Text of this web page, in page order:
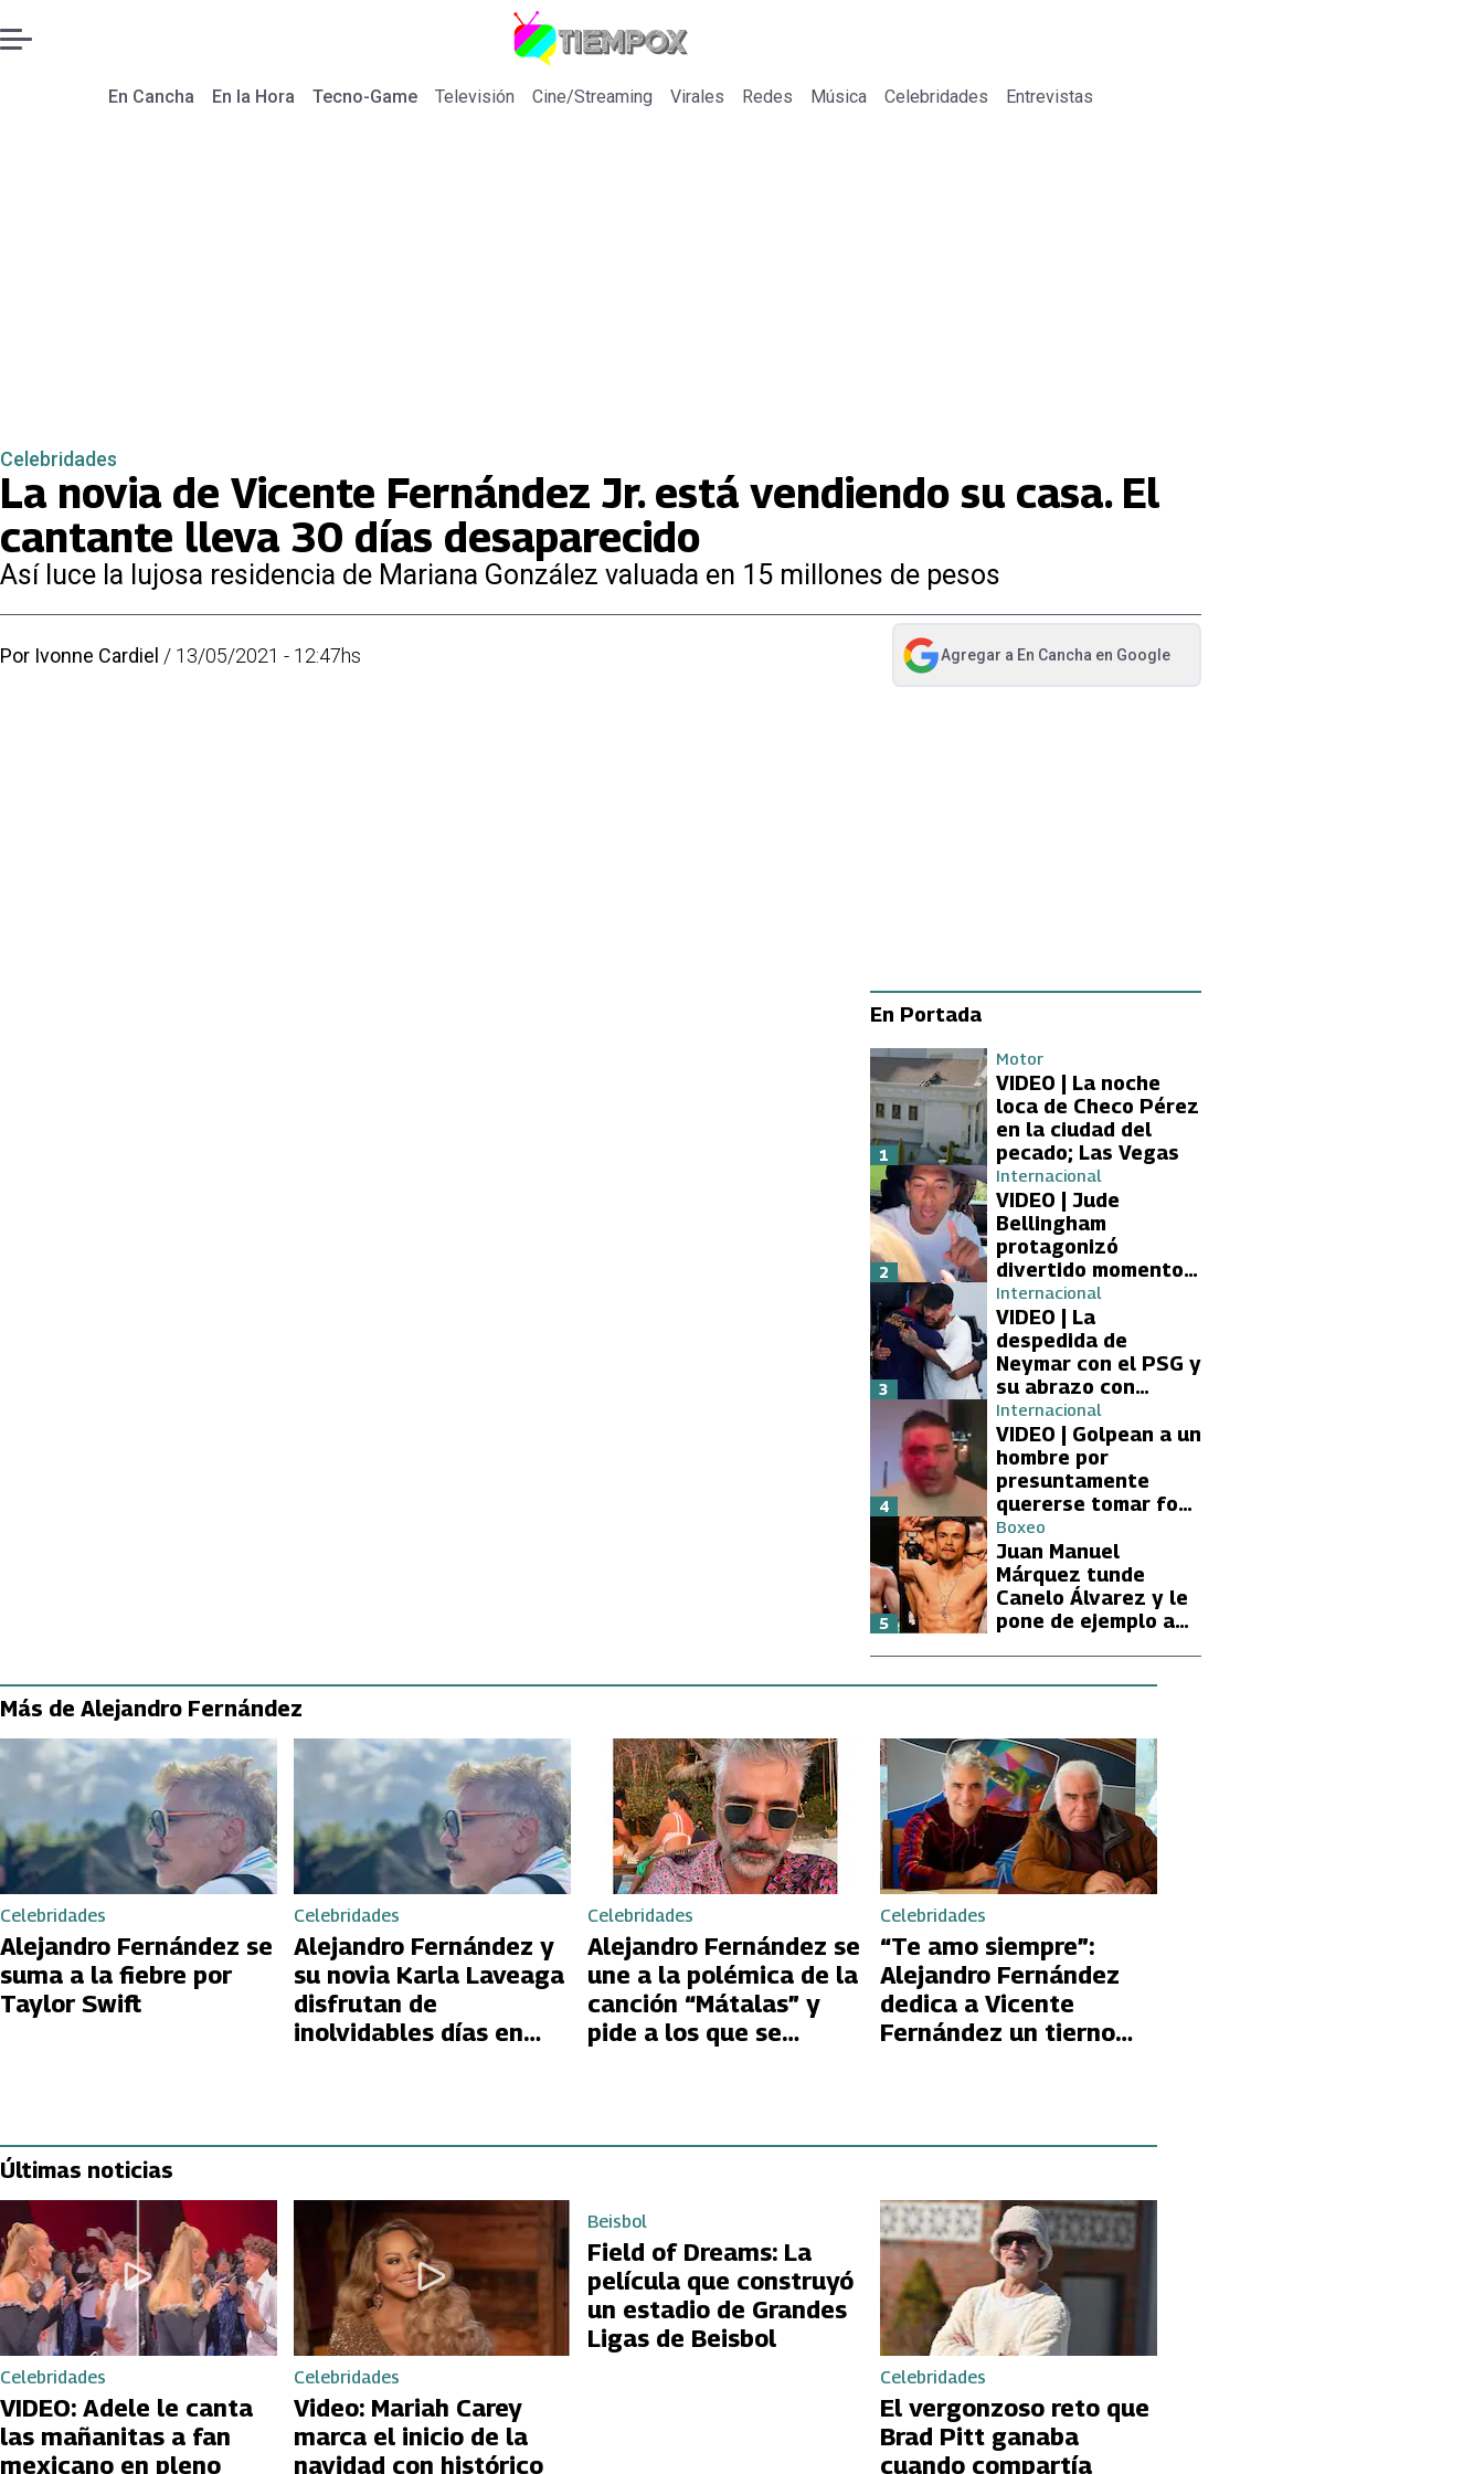
En Cancha En la Hora Tecno-Game Televisión Cine/Streaming Virales Redes Música Celebridades Entrevistas
Celebridades
La novia de Vicente Fernández Jr. está vendiendo su casa. El
cantante lleva 30 días desaparecido
Así luce la lujosa residencia de Mariana González valuada en 15 millones de pesos
Por Ivonne Cardiel / 13/05/2021 - 12:47hs Agregar a En Cancha en Google
abre en nueva pestaña
En Portada
Motor
VIDEO | La noche
loca de Checo Pérez
en la ciudad del
pecado; Las Vegas
1
Internacional
VIDEO | Jude
Bellingham
protagonizó
divertido momento
con aficionada del
Real Madrid
2
Internacional
VIDEO | La
despedida de
Neymar con el PSG y
su abrazo con
Kylian Mbappé
3
Internacional
VIDEO | Golpean a un
hombre por
presuntamente
quererse tomar foto
con Lionel Messi
4
Boxeo
Juan Manuel
Márquez tunde
Canelo Álvarez y le
pone de ejemplo a
5
Más de Alejandro Fernández
Celebridades
Alejandro Fernández se
suma a la fiebre por
Taylor Swift
Celebridades
Alejandro Fernández y
su novia Karla Laveaga
disfrutan de
inolvidables días en
Celebridades
Alejandro Fernández se
une a la polémica de la
canción “Mátalas” y
pide a los que se
Celebridades
“Te amo siempre”:
Alejandro Fernández
dedica a Vicente
Fernández un tierno
Últimas noticias
Celebridades
VIDEO: Adele le canta
las mañanitas a fan
mexicano en pleno
Celebridades
Video: Mariah Carey
marca el inicio de la
navidad con histórico
Beisbol
Field of Dreams: La
película que construyó
un estadio de Grandes
Ligas de Beisbol
Celebridades
El vergonzoso reto que
Brad Pitt ganaba
cuando compartía